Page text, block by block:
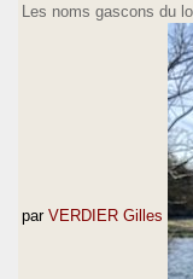
Les noms gascons du
par VERDIER Gilles